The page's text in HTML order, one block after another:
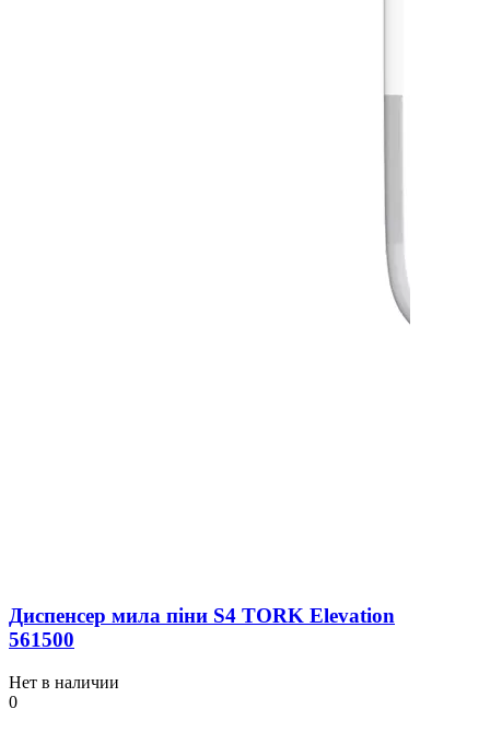
Диспенсер мила піни S4 TORK Elevation
561500
Нет в наличии
0